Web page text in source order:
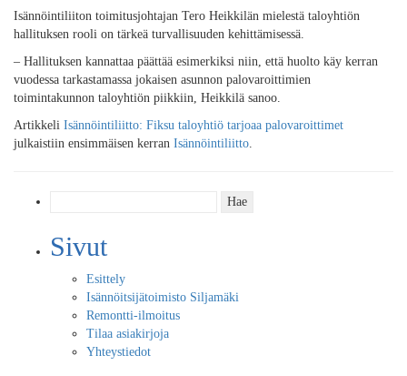
Isännöintiliiton toimitusjohtajan Tero Heikkilän mielestä taloyhtiön
hallituksen rooli on tärkeä turvallisuuden kehittämisessä.
– Hallituksen kannattaa päättää esimerkiksi niin, että huolto käy kerran
vuodessa tarkastamassa jokaisen asunnon palovaroittimien
toimintakunnon taloyhtiön piikkiin, Heikkilä sanoo.
Artikkeli Isännöintiliitto: Fiksu taloyhtiö tarjoaa palovaroittimet
julkaistiin ensimmäisen kerran Isännöintiliitto.
Sivut
Esittely
Isännöitsijätoimisto Siljamäki
Remontti-ilmoitus
Tilaa asiakirjoja
Yhteystiedot